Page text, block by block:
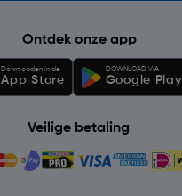
Ontdek onze app
Downloaden in de
App Store
DOWNLOAD VIA
Google Play
Veilige betaling